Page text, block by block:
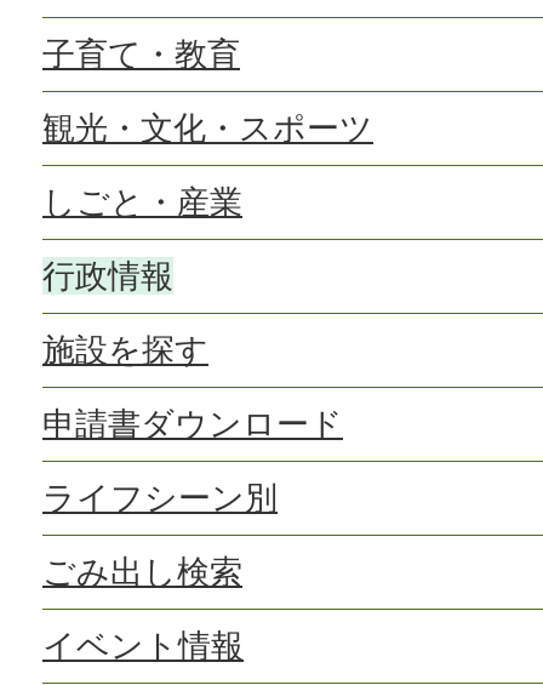
子育て・教育
観光・文化・スポーツ
しごと・産業
行政情報
施設を探す
申請書ダウンロード
ライフシーン別
ごみ出し検索
イベント情報